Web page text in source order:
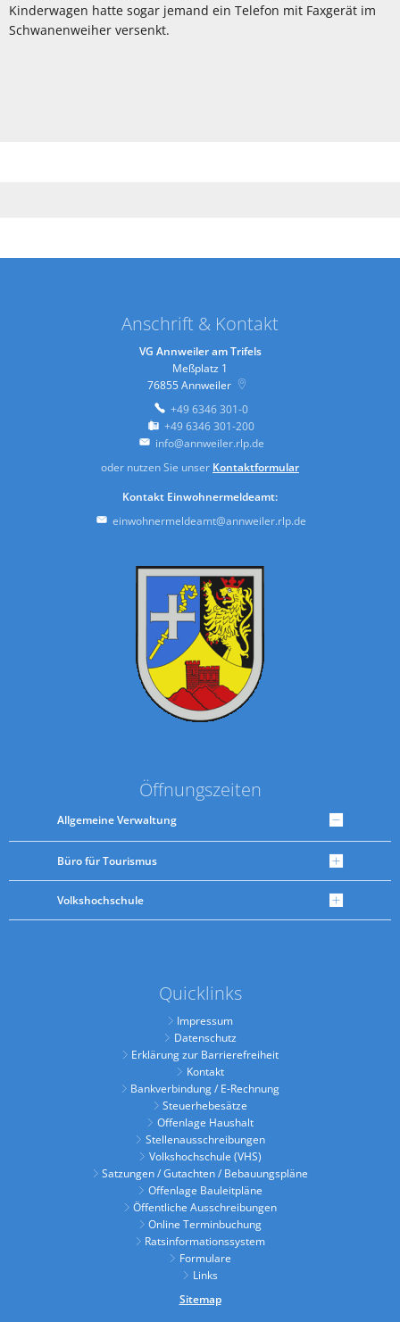
Kinderwagen hatte sogar jemand ein Telefon mit Faxgerät im
Schwanenweiher versenkt.
Anschrift & Kontakt
VG Annweiler am Trifels
Meßplatz 1
76855Annweiler
+49 6346 301-0
+49 6346 301-200
info@annweiler.rlp.de
oder nutzen Sie unser Kontaktformular
Kontakt Einwohnermeldeamt:
einwohnermeldeamt@annweiler.rlp.de
Öffnungszeiten
Allgemeine Verwaltung
Büro für Tourismus
Volkshochschule
Quicklinks
Impressum
Datenschutz
Erklärung zur Barrierefreiheit
Kontakt
Bankverbindung / E-Rechnung
Steuerhebesätze
Offenlage Haushalt
Stellenausschreibungen
Volkshochschule (VHS)
Satzungen / Gutachten / Bebauungspläne
Offenlage Bauleitpläne
Öffentliche Ausschreibungen
Online Terminbuchung
Ratsinformationssystem
Formulare
Links
Sitemap